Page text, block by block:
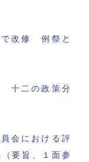
で改修 例祭と
十二の政策分
会における評
要旨、１面参